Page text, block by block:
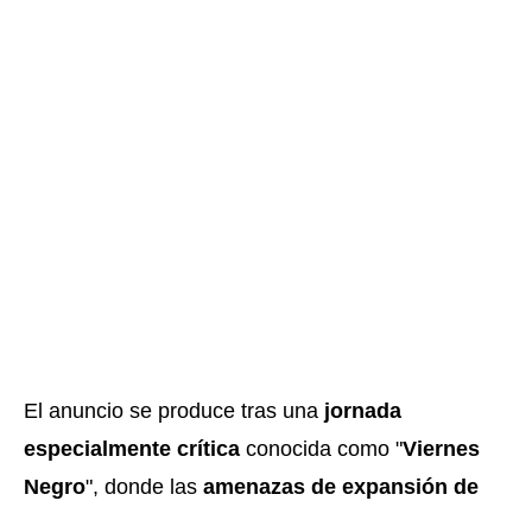
El anuncio se produce tras una jornada
especialmente crítica conocida como "Viernes
Negro", donde las amenazas de expansión de